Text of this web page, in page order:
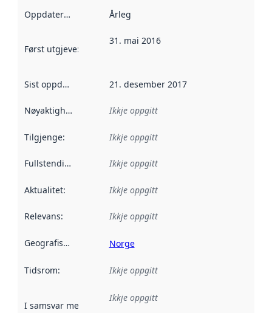
Oppdateringsfrekvens :
Årleg
Først utgjeve:
31. mai 2016
Sist oppdatert 21. desember 2017
Nøyaktigheit Ikkje oppgitt
Tilgjenge: Ikkje oppgitt
Fullstendigheit Ikkje oppgitt
Aktualitet: Ikkje oppgitt
Relevans: Ikkje oppgitt
Geografisk område Norge
Tidsrom: Ikkje oppgitt
I samsvar med Referanse til ei implementeringsregel eller
Ikkje oppgitt